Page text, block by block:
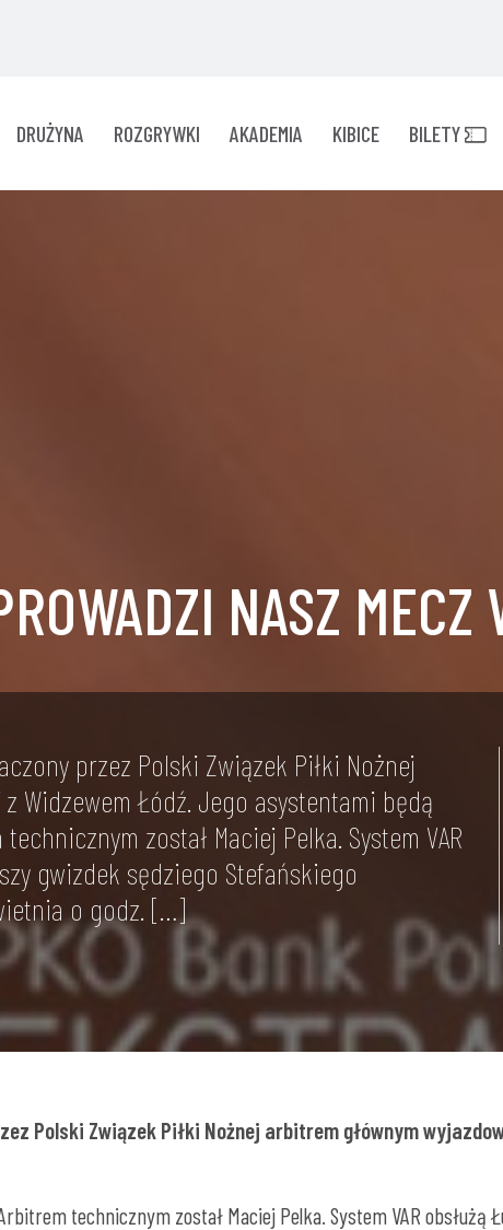
DRUŻYNA ROZGRYWKI AKADEMIA KIBICE BILETY
NASZ MECZ
przez Polski Związek Piłki Nożnej
Widzewem Łódź. Jego asystentami będą
został Maciej Pelka. System VAR
gwizdek sędziego Stefańskiego
o godz. […]
Polski Związek Piłki Nożnej arbitrem głównym
technicznym został Maciej Pelka. System VAR obsłużą